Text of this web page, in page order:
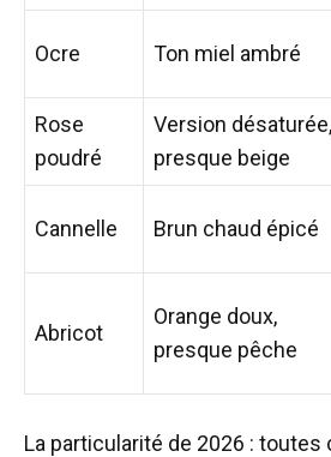
Ocre Ton miel ambré
Rose
poudré
Version désaturée,
presque beige
Cannelle Brun chaud épicé
Abricot
Orange doux,
presque pêche
La particularité de 2026 :